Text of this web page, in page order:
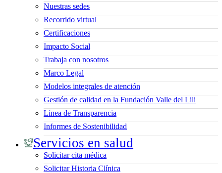
Nuestras sedes
Recorrido virtual
Certificaciones
Impacto Social
Trabaja con nosotros
Marco Legal
Modelos integrales de atención
Gestión de calidad en la Fundación Valle del Lili
Línea de Transparencia
Informes de Sostenibilidad
Servicios en salud
Solicitar cita médica
Solicitar Historia Clínica